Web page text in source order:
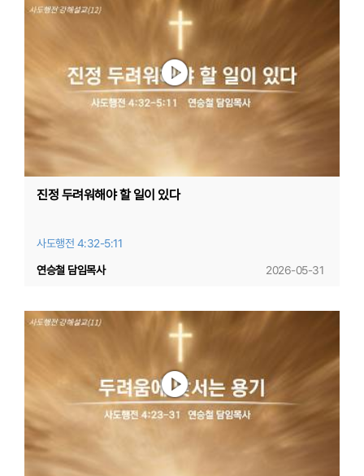
진정 두려워해야 할 일이 있다
사도행전 4:32-5:11
2026-05-31
연승철 담임목사